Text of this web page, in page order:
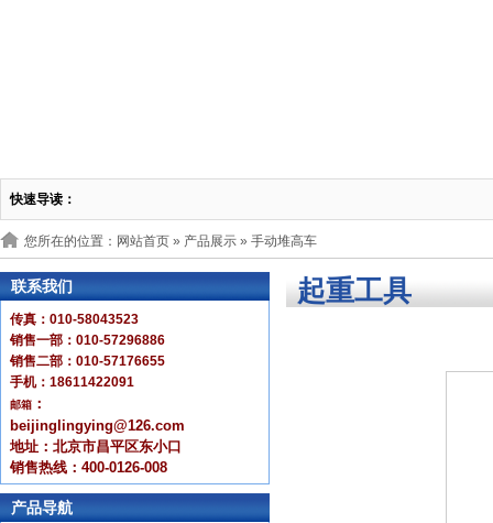
快速导读：
您所在的位置：网站首页 » 产品展示 » 手动堆高车
联系我们
传真：010-58043523
销售一部：010-57296886
销售二部：010-57176655
手机：18611422091
邮箱 ：
beijinglingying@126.com
地址：北京市昌平区东小口
销售热线：400-0126-008
产品导航
起重工具